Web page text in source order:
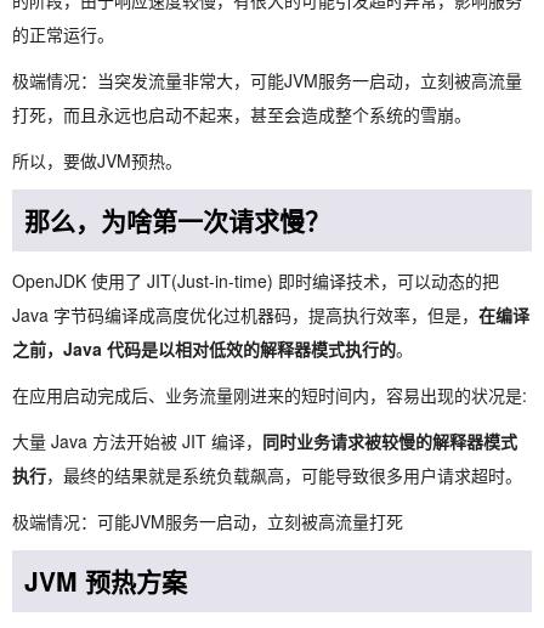
的正常运行。
极端情况：当突发流量非常大，可能JVM服务一启动，立刻被高流量
打死，而且永远也启动不起来，甚至会造成整个系统的雪崩。
所以，要做JVM预热。
那么，为啥第一次请求慢？
OpenJDK 使用了 JIT(Just-in-time) 即时编译技术，可以动态的把
Java 字节码编译成高度优化过机器码，提高执行效率，但是， 在编译
之前，Java 代码是以相对低效的解释器模式执行的。
在应用启动完成后、业务流量刚进来的短时间内，容易出现的状况是:
大量 Java 方法开始被 JIT 编译， 同时业务请求被较慢的解释器模式
执行，最终的结果就是系统负载飙高，可能导致很多用户请求超时。
极端情况：可能JVM服务一启动，立刻被高流量打死
JVM 预热方案